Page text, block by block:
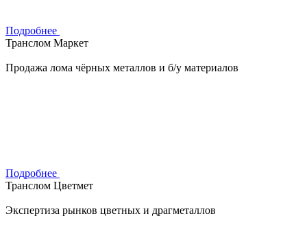
Подробнее
Транслом Маркет
Продажа лома чёрных металлов и б/у материалов
Подробнее
Транслом Цветмет
Экспертиза рынков цветных и драгметаллов